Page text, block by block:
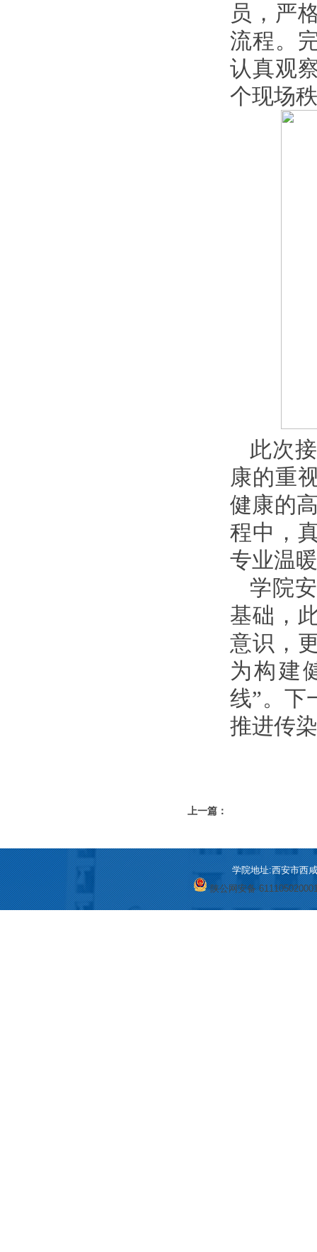
员，严
流程。
认真观
个现场
此次
康的重
健康的
程中，
专业温
学院
基础，
意识，
为构建
线”。下
推进传
上一篇：
学院地址:西安市西
陕公网安备